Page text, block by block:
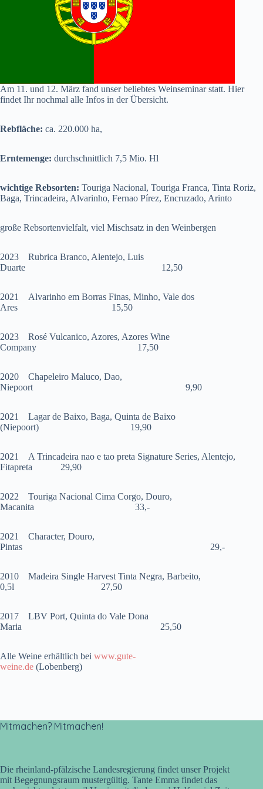
Am 11. und 12. März fand unser beliebtes Weinseminar statt. Hier
findet Ihr nochmal alle Infos in der Übersicht.
Rebfläche: ca. 220.000 ha,
Erntemenge: durchschnittlich 7,5 Mio. Hl
wichtige Rebsorten: Touriga Nacional, Touriga Franca, Tinta Roriz,
Baga, Trincadeira, Alvarinho, Fernao Pírez, Encruzado, Arinto
große Rebsortenvielfalt, viel Mischsatz in den Weinbergen
2023 Rubrica Branco, Alentejo, Luis
Duarte 12,50
2021 Alvarinho em Borras Finas, Minho, Vale dos
Ares 15,50
2023 Rosé Vulcanico, Azores, Azores Wine
Company 17,50
2020 Chapeleiro Maluco, Dao,
Niepoort 9,90
2021 Lagar de Baixo, Baga, Quinta de Baixo
(Niepoort) 19,90
2021 A Trincadeira nao e tao preta Signature Series, Alentejo,
Fitapreta 29,90
2022 Touriga Nacional Cima Corgo, Douro,
Macanita 33,-
2021 Character, Douro,
Pintas 29,-
2010 Madeira Single Harvest Tinta Negra, Barbeito,
0,5l 27,50
2017 LBV Port, Quinta do Vale Dona
Maria 25,50
Alle Weine erhältlich bei www.gute-
weine.de (Lobenberg)
Mitmachen? Mitmachen!
Die rheinland-pfälzische Landesregierung findet unser Projekt
mit Begegnungsraum mustergültig. Tante Emma findet das